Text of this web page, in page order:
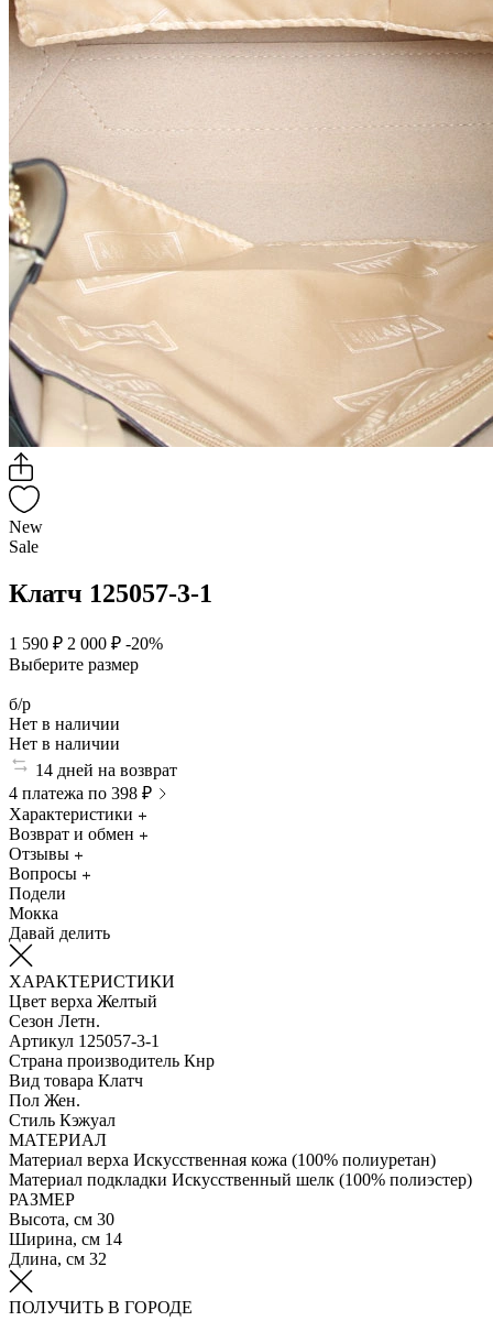
New
Sale
Клатч 125057-3-1
1 590 ₽ 2 000 ₽ -20%
Выберите размер
б/р
Нет в наличии
Нет в наличии
14 дней на возврат
4 платежа по 398 ₽
Характеристики
Возврат и обмен
Отзывы
Вопросы
Подели
Мокка
Давай делить
ХАРАКТЕРИСТИКИ
Цвет верха Желтый
Сезон Летн.
Артикул 125057-3-1
Страна производитель Кнр
Вид товара Клатч
Пол Жен.
Стиль Кэжуал
МАТЕРИАЛ
Материал верха Искусственная кожа (100% полиуретан)
Материал подкладки Искусственный шелк (100% полиэстер)
РАЗМЕР
Высота, см 30
Ширина, см 14
Длина, см 32
ПОЛУЧИТЬ В ГОРОДЕ